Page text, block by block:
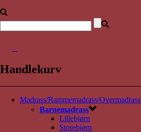
Handlekurv
Madrass/Rammemadrass/Overmadrass
Barnemadrass
Lillebjørn
Storebjørn